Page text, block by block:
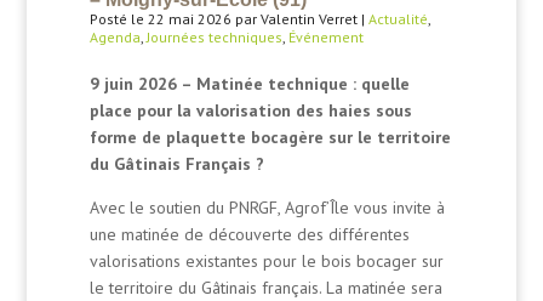
Posté le 22 mai 2026 par Valentin Verret |Actualité,
Agenda,Journées techniques, Événement
9 juin 2026 – Matinée technique : quelle
place pour la valorisation des haies sous
forme de plaquette bocagère sur le territoire
du Gâtinais Français ?
Avec le soutien du PNRGF, Agrof’Île vous invite à
une matinée de découverte des différentes
valorisations existantes pour le bois bocager sur
le territoire du Gâtinais français.La matinée sera